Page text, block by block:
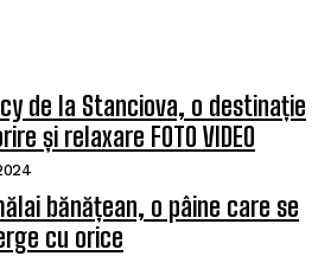
de la Stanciova, o destinație
și relaxare FOTO VIDEO
bănățean, o pâine care se
cu orice